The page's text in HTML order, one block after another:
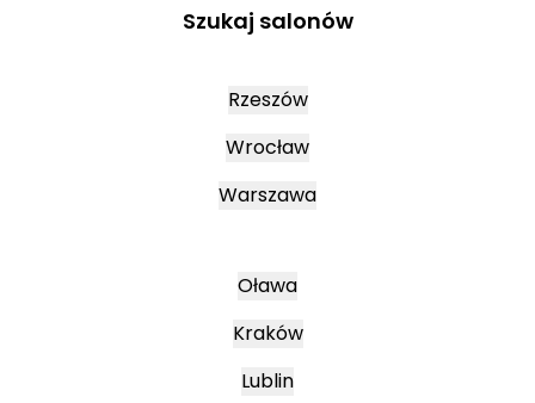
Szukaj salonów
Rzeszów
Wrocław
Warszawa
Oława
Kraków
Lublin